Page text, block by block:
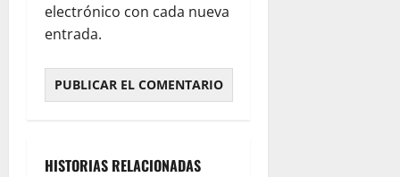
electrónico con cada nueva
entrada.
HISTORIAS RELACIONADAS